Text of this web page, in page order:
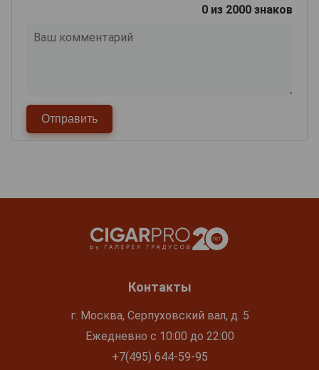
0 из 2000 знаков
Контакты
г. Москва, Серпуховский вал, д. 5
Ежедневно с 10:00 до 22:00
+7(495) 644-59-95